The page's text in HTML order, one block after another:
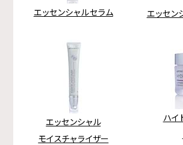
エッセンシャル セラム エッセン
エッセンシャル
モイスチャライザー
ハイ